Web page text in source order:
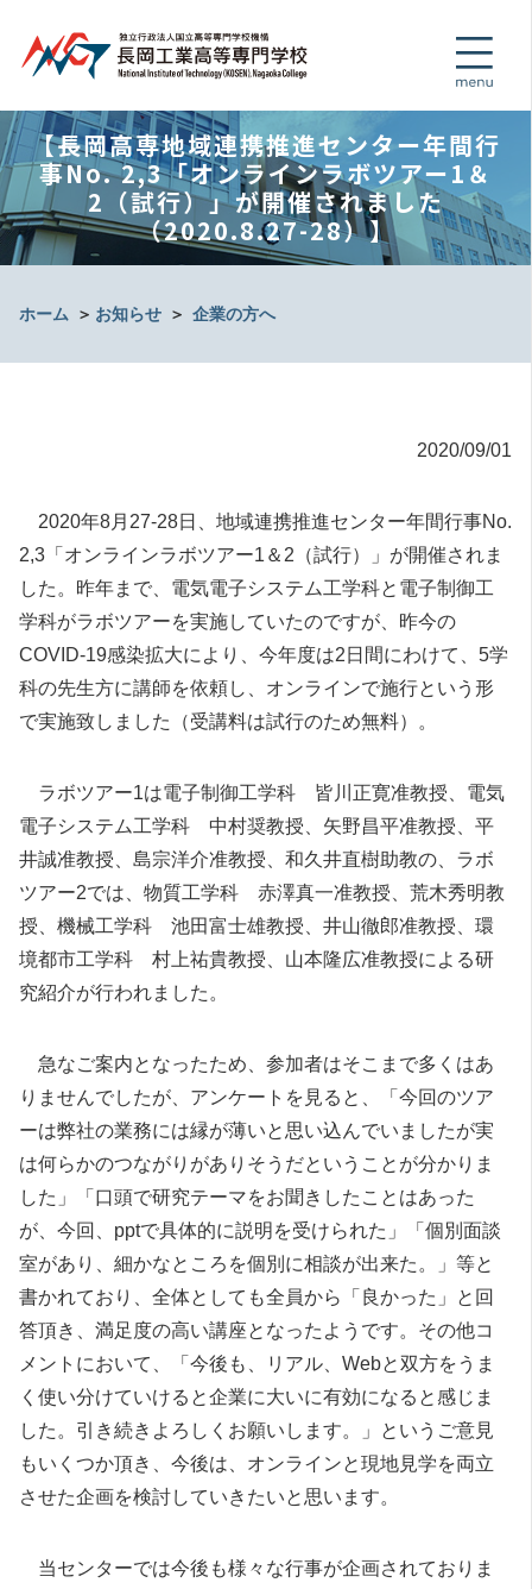
【長岡高専地域連携推進センター年間行
事No. 2,3「オンラインラボツアー1＆
2（試行）」が開催されました
（2020.8.27-28）】
ホーム ＞ お知らせ ＞ 企業の方へ
2020/09/01
2020年8月27-28日、地域連携推進センター年間行事No.
2,3「オンラインラボツアー1＆2（試行）」が開催されま
した。昨年まで、電気電子システム工学科と電子制御工
学科がラボツアーを実施していたのですが、昨今の
COVID-19感染拡大により、今年度は2日間にわけて、5学
科の先生方に講師を依頼し、オンラインで施行という形
で実施致しました（受講料は試行のため無料）。
ラボツアー1は電子制御工学科 皆川正寛准教授、電気
電子システム工学科 中村奨教授、矢野昌平准教授、平
井誠准教授、島宗洋介准教授、和久井直樹助教の、ラボ
ツアー2では、物質工学科 赤澤真一准教授、荒木秀明教
授、機械工学科 池田富士雄教授、井山徹郎准教授、環
境都市工学科 村上祐貴教授、山本隆広准教授による研
究紹介が行われました。
急なご案内となったため、参加者はそこまで多くはあ
りませんでしたが、アンケートを見ると、「今回のツア
ーは弊社の業務には縁が薄いと思い込んでいましたが実
は何らかのつながりがありそうだということが分かりま
した」「口頭で研究テーマをお聞きしたことはあった
が、今回、pptで具体的に説明を受けられた」「個別面談
室があり、細かなところを個別に相談が出来た。」等と
書かれており、全体としても全員から「良かった」と回
答頂き、満足度の高い講座となったようです。その他コ
メントにおいて、「今後も、リアル、Webと双方をうま
く使い分けていけると企業に大いに有効になると感じま
した。引き続きよろしくお願いします。」というご意見
もいくつか頂き、今後は、オンラインと現地見学を両立
させた企画を検討していきたいと思います。
当センターでは今後も様々な行事が企画されておりま